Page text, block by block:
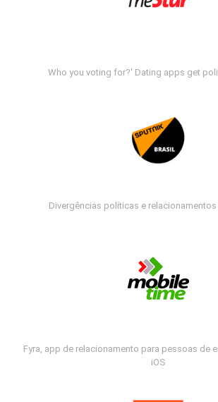
Who you voting for?' Dating apps get
Divergências políticas e
Fyra, app de relacionamento para pessoas de
iOS